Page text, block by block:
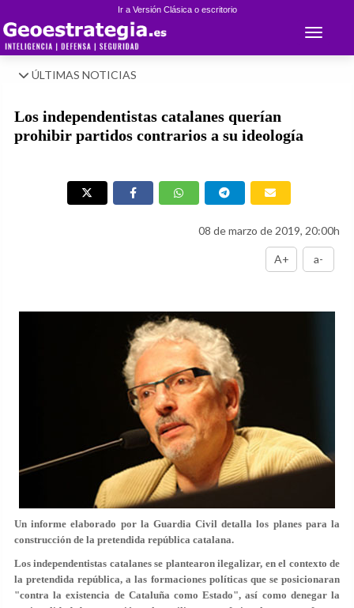
Ir a Versión Clásica o escritorio
Toggle
ÚLTIMAS NOTICIAS
Los independentistas catalanes querían
prohibir partidos contrarios a su ideología
08 de marzo de 2019, 20:00h
A+ a-
Un informe elaborado por la Guardia Civil detalla los planes para la
construcción de la pretendida república catalana.
Los independentistas catalanes se plantearon ilegalizar, en el contexto de
la pretendida república, a las formaciones políticas que se posicionaran
"contra la existencia de Cataluña como Estado", así como denegar la